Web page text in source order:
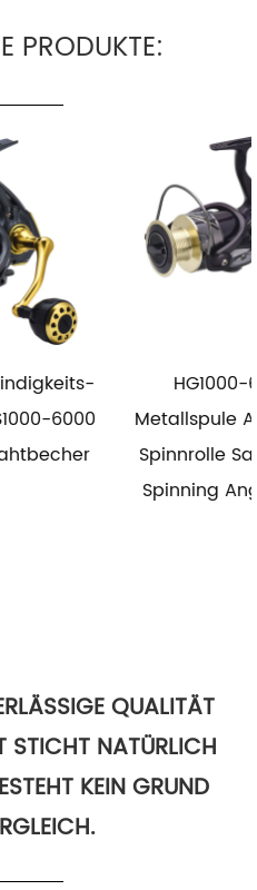
PRODUKTE:
HG1000-6000
Metallspule Angelrolle
Spinnrolle Salzwasser
Spinning Angelrollen
QUALITÄT
NATÜRLICH
KEIN GRUND